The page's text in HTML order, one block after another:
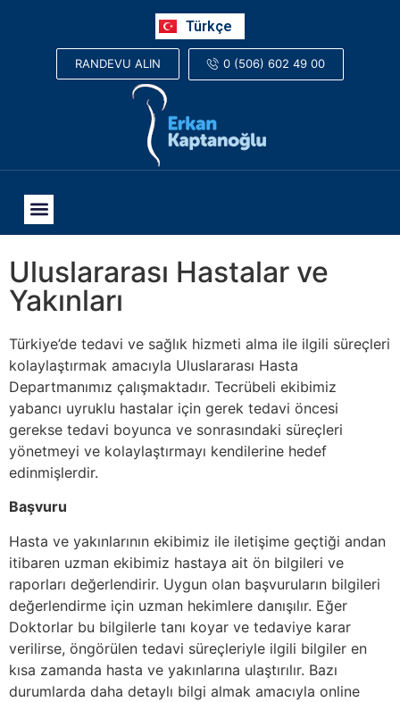
Türkçe
العربية
RANDEVU ALIN 0 (506) 602 49 00
Uluslararası Hastalar ve
Yakınları
Türkiye’de tedavi ve sağlık hizmeti alma ile ilgili süreçleri
kolaylaştırmak amacıyla Uluslararası Hasta
Departmanımız çalışmaktadır. Tecrübeli ekibimiz
yabancı uyruklu hastalar için gerek tedavi öncesi
gerekse tedavi boyunca ve sonrasındaki süreçleri
yönetmeyi ve kolaylaştırmayı kendilerine hedef
edinmişlerdir.
Başvuru
Hasta ve yakınlarının ekibimiz ile iletişime geçtiği andan
itibaren uzman ekibimiz hastaya ait ön bilgileri ve
raporları değerlendirir. Uygun olan başvuruların bilgileri
değerlendirme için uzman hekimlere danışılır. Eğer
Doktorlar bu bilgilerle tanı koyar ve tedaviye karar
verilirse, öngörülen tedavi süreçleriyle ilgili bilgiler en
kısa zamanda hasta ve yakınlarına ulaştırılır. Bazı
durumlarda daha detaylı bilgi almak amacıyla online